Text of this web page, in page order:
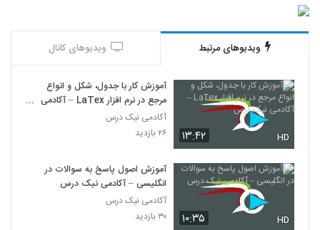
ویدیوهای مرتبط ویدیوهای کانال
۱۳:۴۲ HD
آموزش کار با جدول، شکل و انواع
مرجع در نرم افزار LaTex – آکادمی
نیک درس
آکادمی نیک درس
۲۶ بازدید
۱۰:۳۵ HD
آموزش اصول پاسخ به سوالات در
انگلیسی – آکادمی نیک درس
آکادمی نیک درس
۳۰ بازدید